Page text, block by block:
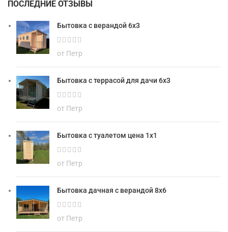
ПОСЛЕДНИЕ ОТЗЫВЫ
Бытовка с верандой 6х3
от Петр
Бытовка с террасой для дачи 6х3
от Петр
Бытовка с туалетом цена 1х1
от Петр
Бытовка дачная с верандой 8х6
от Петр